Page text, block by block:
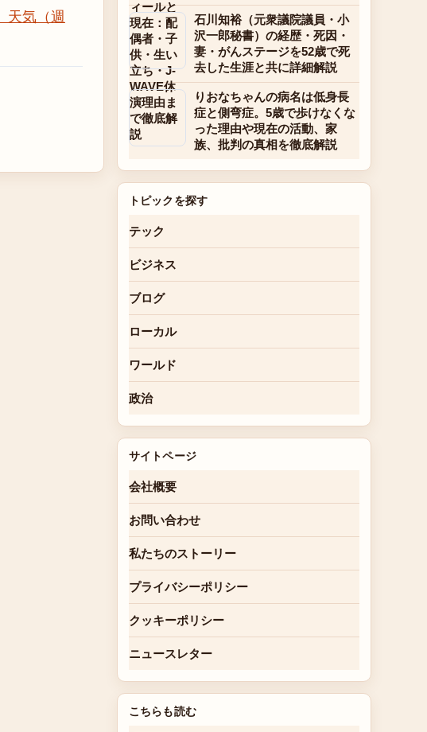
天気（週
石川知裕（元衆議院議員・小
沢一郎秘書）の経歴・死因・
妻・がんステージを52歳で死
去した生涯と共に詳細解説
りおなちゃんの病名は低身長
症と側弯症。5歳で歩けなくな
った理由や現在の活動、家
族、批判の真相を徹底解説
トピックを探す
テック
ビジネス
ブログ
ローカル
ワールド
政治
サイトページ
会社概要
お問い合わせ
私たちのストーリー
プライバシーポリシー
クッキーポリシー
ニュースレター
こちらも読む